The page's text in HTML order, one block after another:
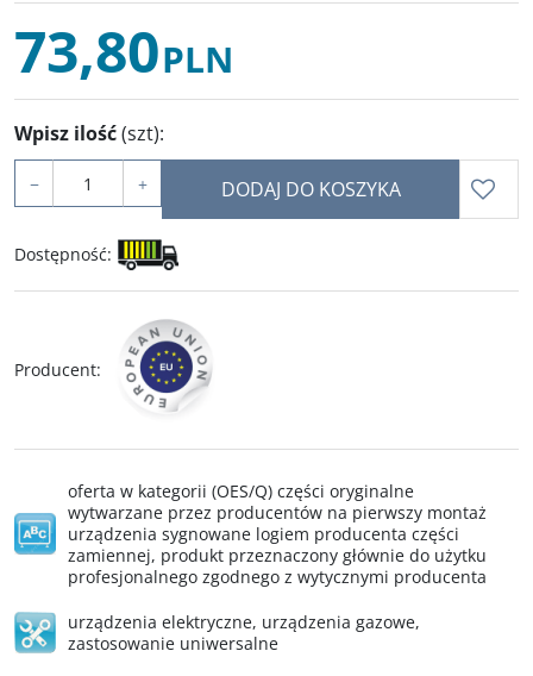
73,80PLN
Wpisz ilość(szt):
− + DODAJ DO KOSZYKA
Dostępność:
Producent:
oferta w kategorii (OES/Q) części oryginalne
wytwarzane przez producentów na pierwszy montaż
urządzenia sygnowane logiem producenta części
zamiennej, produkt przeznaczony głównie do użytku
profesjonalnego zgodnego z wytycznymi producenta
urządzenia elektryczne, urządzenia gazowe,
zastosowanie uniwersalne